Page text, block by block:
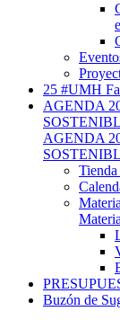
25 #UMH
AGENDA
AGENDA
Buzón de